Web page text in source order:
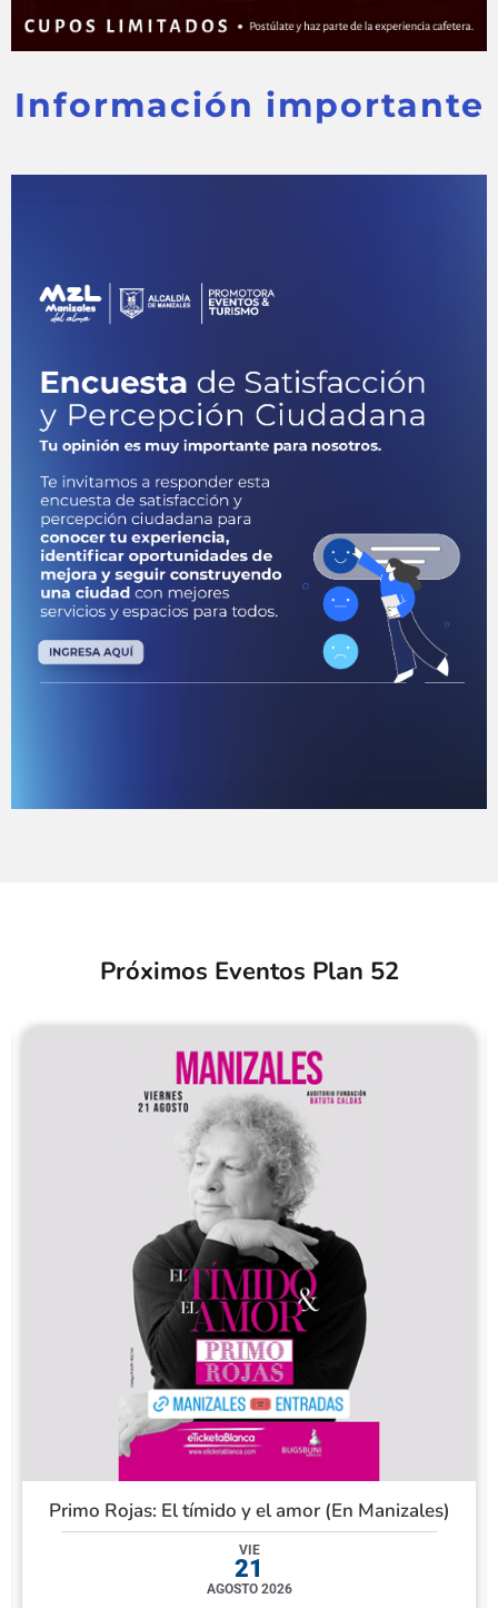
Información importante
Próximos Eventos Plan 52
Primo Rojas: El tímido y el amor (En Manizales)
VIE
21
AGOSTO 2026